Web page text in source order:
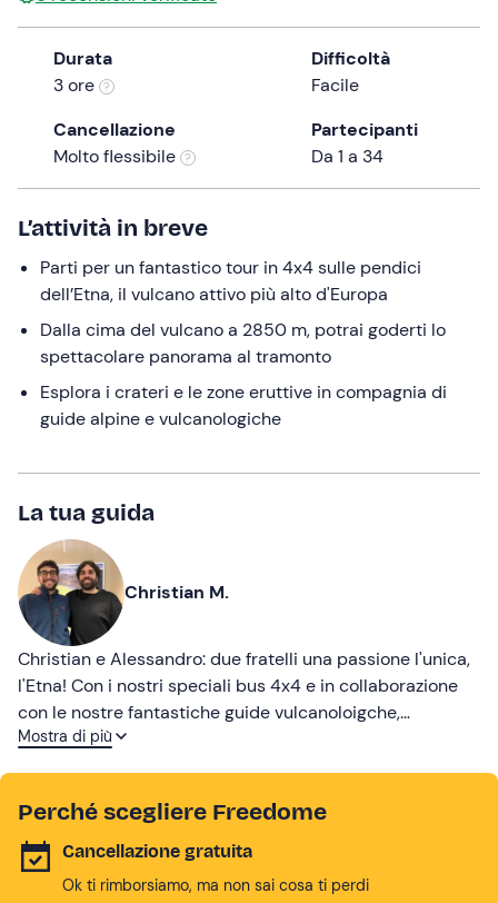
the
question
mark
the
shortcuts
for
changing
dates.
Durata
3 ore
Difficoltà
Facile
Cancellazione
Molto flessibile
Partecipanti
Da 1 a 34
L’attività in breve
Parti per un fantastico tour in 4x4 sulle pendici
dell’Etna, il vulcano attivo più alto d'Europa
Dalla cima del vulcano a 2850 m, potrai goderti lo
spettacolare panorama al tramonto
Esplora i crateri e le zone eruttive in compagnia di
guide alpine e vulcanologiche
La tua guida
Christian M.
Christian e Alessandro: due fratelli una passione l'unica,
l'Etna! Con i nostri speciali bus 4x4 e in collaborazione
con le nostre fantastiche guide vulcanoloigche,
effettuiamo tutti i giorni fantastiche ed entusiasmanti
Mostra di più
Perché scegliere Freedome
Cancellazione gratuita
Ok ti rimborsiamo, ma non sai cosa ti perdi